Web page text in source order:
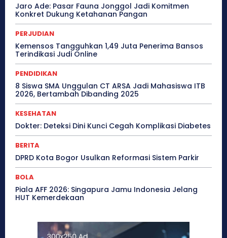
Jaro Ade: Pasar Fauna Jonggol Jadi Komitmen
Konkret Dukung Ketahanan Pangan
PERJUDIAN
Kemensos Tangguhkan 1,49 Juta Penerima Bansos
Terindikasi Judi Online
PENDIDIKAN
8 Siswa SMA Unggulan CT ARSA Jadi Mahasiswa ITB
2026, Bertambah Dibanding 2025
KESEHATAN
Dokter: Deteksi Dini Kunci Cegah Komplikasi Diabetes
BERITA
DPRD Kota Bogor Usulkan Reformasi Sistem Parkir
BOLA
Piala AFF 2026: Singapura Jamu Indonesia Jelang
HUT Kemerdekaan